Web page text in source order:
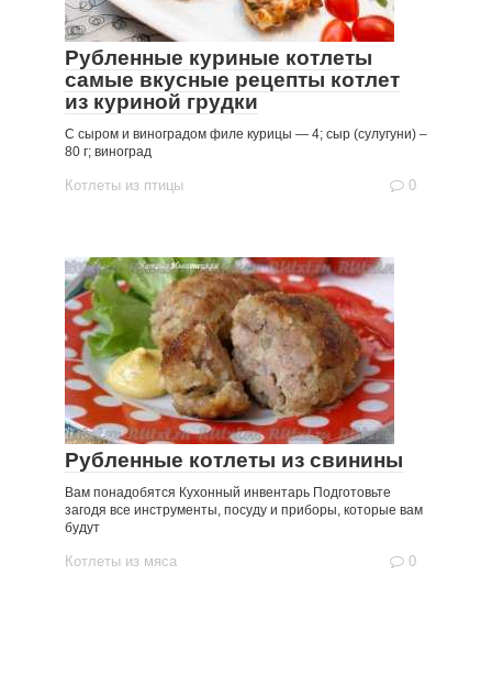
Рубленные куриные котлеты
самые вкусные рецепты котлет
из куриной грудки
С сыром и виноградом филе курицы — 4; сыр (сулугуни) –
80 г; виноград
Котлеты из птицы 0
Рубленные котлеты из свинины
Вам понадобятся Кухонный инвентарь Подготовьте
загодя все инструменты, посуду и приборы, которые вам
будут
Котлеты из мяса 0